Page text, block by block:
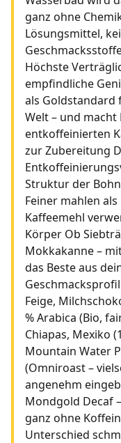
ganz ohne
Lösungsmittel,
Höchste
empfindliche
als Goldstandard
Welt – und
entkoffeinierten
zur Zubereitung
Struktur der
Feiner mahlen
Kaffeemehl
Körper Ob
Mokkakanne –
das Beste aus
Feige,
% Arabica (Bio,
Chiapas, Mexiko
Mountain Water
(Omniroast –
angenehm
Mondgold Decaf
ganz ohne
Unterschied